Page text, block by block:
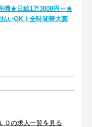
備★日給1万3000円～★
いOK！全時間帯大募
の求人一覧を見る